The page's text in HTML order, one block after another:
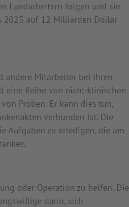
Landarbeitern folgen und sie
2025 auf 12 Milliarden Dollar
andere Mitarbeiter bei ihren
eine Reihe von nicht-klinischen
Proben. Er kann dies tun,
verbunden ist. Die
Aufgaben zu erledigen, die am
oder Operation zu helfen. Die
darin, sich